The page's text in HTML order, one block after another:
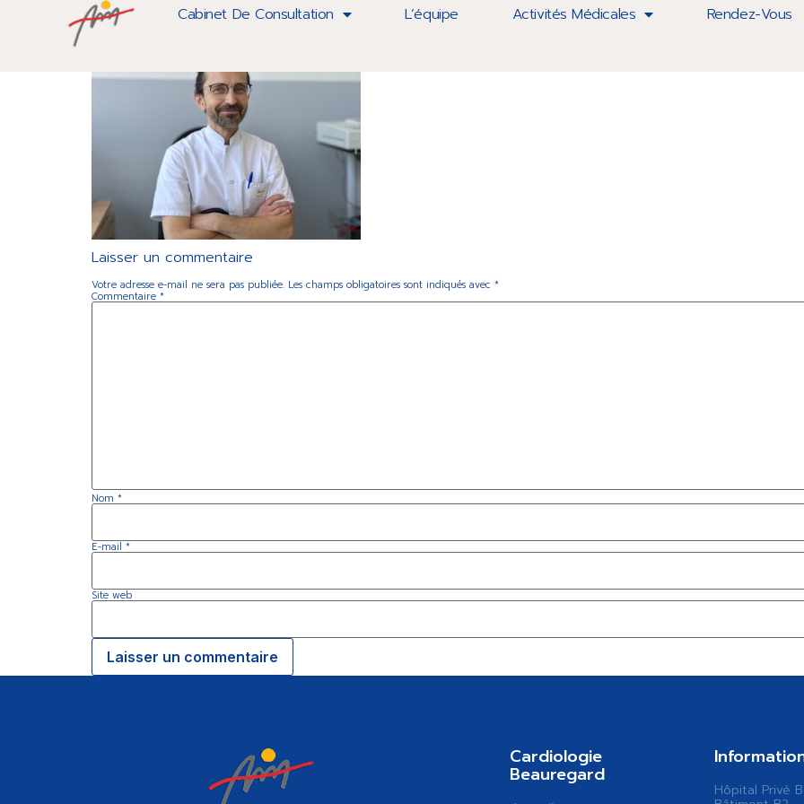
Cabinet De Consultation L’équipe Activités Médicales Rendez-Vous
25
Laisser un commentaire
Votre adresse e-mail ne sera pas publiée. Les champs obligatoires sont indiqués avec *
Commentaire *
Nom *
E-mail *
Site web
Cardiologie
Beauregard
Hôpital Privé